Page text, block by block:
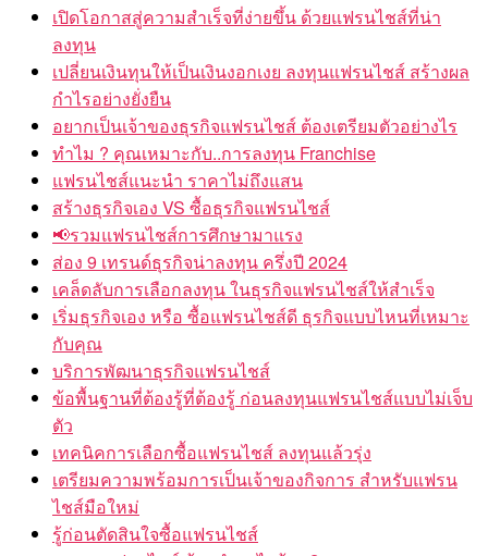
เปิดโอกาสสู่ความสำเร็จที่ง่ายขึ้น ด้วยแฟรนไชส์ที่น่า
ลงทุน
เปลี่ยนเงินทุนให้เป็นเงินงอกเงย ลงทุนแฟรนไชส์ สร้างผล
กำไรอย่างยั่งยืน
อยากเป็นเจ้าของธุรกิจแฟรนไชส์ ต้องเตรียมตัวอย่างไร
ทำไม ? คุณเหมาะกับ..การลงทุน Franchise
แฟรนไชส์แนะนำ ราคาไม่ถึงแสน
สร้างธุรกิจเอง VS ซื้อธุรกิจแฟรนไชส์
📢รวมแฟรนไชส์การศึกษามาแรง
ส่อง 9 เทรนด์ธุรกิจน่าลงทุน ครึ่งปี 2024
เคล็ดลับการเลือกลงทุน ในธุรกิจแฟรนไชส์ให้สำเร็จ
เริ่มธุรกิจเอง หรือ ซื้อแฟรนไชส์ดี ธุรกิจแบบไหนที่เหมาะ
กับคุณ
บริการพัฒนาธุรกิจแฟรนไชส์
ข้อพื้นฐานที่ต้องรู้ที่ต้องรู้ ก่อนลงทุนแฟรนไชส์แบบไม่เจ็บ
ตัว
เทคนิคการเลือกซื้อแฟรนไชส์ ลงทุนแล้วรุ่ง
เตรียมความพร้อมการเป็นเจ้าของกิจการ สำหรับแฟรน
ไชส์มือใหม่
รู้ก่อนตัดสินใจซื้อแฟรนไชส์